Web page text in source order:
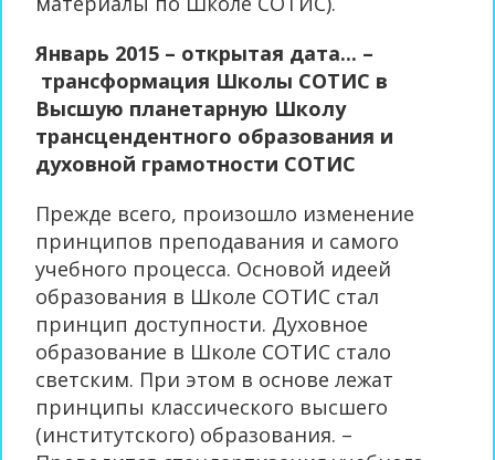
Январь 2015 – открытая дата... –
трансформация Школы СОТИС в
Высшую планетарную Школу
трансцендентного образования и
духовной грамотности СОТИС
Прежде всего, произошло изменение
принципов преподавания и самого
учебного процесса. Основой идеей
образования в Школе СОТИС стал
принцип доступности. Духовное
образование в Школе СОТИС стало
светским. При этом в основе лежат
принципы классического высшего
(институтского) образования. –